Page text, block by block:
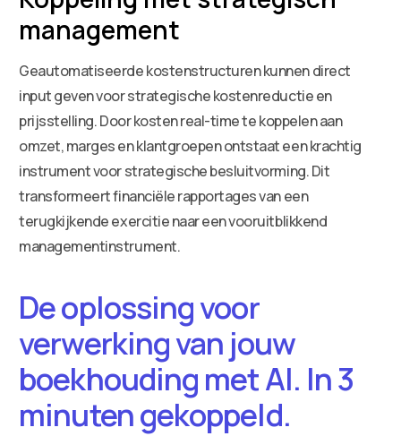
management
Geautomatiseerde kostenstructuren kunnen direct
input geven voor strategische kostenreductie en
prijsstelling. Door kosten real-time te koppelen aan
omzet, marges en klantgroepen ontstaat een krachtig
instrument voor strategische besluitvorming. Dit
transformeert financiële rapportages van een
terugkijkende exercitie naar een vooruitblikkend
managementinstrument.
De oplossing voor
verwerking van jouw
boekhouding met AI. In 3
minuten gekoppeld.